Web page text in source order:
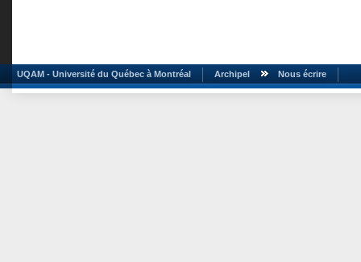
UQAM - Université du Québec à Montréal Archipel Nous écrire